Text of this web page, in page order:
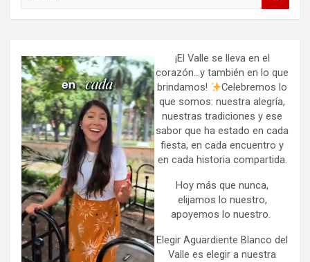
h
¡El Valle se lleva en el
corazón…y también en lo que
brindamos!
Celebremos lo
que somos: nuestra alegría,
nuestras tradiciones y ese
sabor que ha estado en cada
fiesta, en cada encuentro y
en cada historia compartida.
Hoy más que nunca,
elijamos lo nuestro,
apoyemos lo nuestro.
Elegir Aguardiente Blanco del
Valle es elegir a nuestra